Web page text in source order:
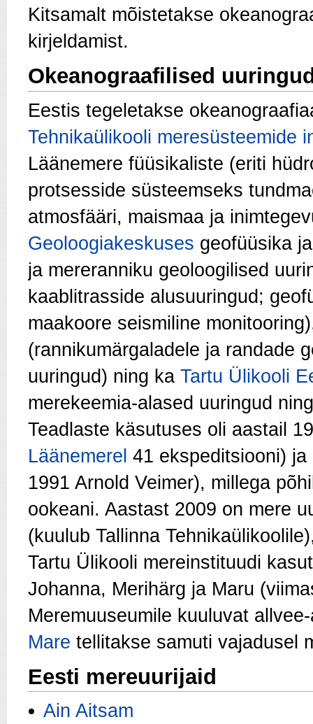
Kitsamalt mõistetakse
kirjeldamist.
Okeanograafilised
Eestis tegeletakse
Tehnikaülikooli meresüsteemide
Läänemere füüsikaliste (eriti
protsesside süsteemseks
atmosfääri, maismaa ja
Geoloogiakeskuses geofüüsika
ja mereranniku geoloogilised
kaablitrasside alusuuringud;
maakoore seismiline
(rannikumärgaladele ja randade
uuringud) ning ka Tartu Ülikooli
merekeemia-alased uuringud
Teadlaste käsutuses oli aastail
Läänemerel 41 ekspedit­siooni)
1991 Arnold Veimer), millega
ookeani. Aastast 2009 on mere
(kuulub Tallinna
Tartu Ülikooli mereinstituudi
Johanna, Merihärg ja Maru
Meremuuseumile kuuluvat
Mare tellitakse samuti vajadusel
Eesti mereuurijaid
Ain Aitsam